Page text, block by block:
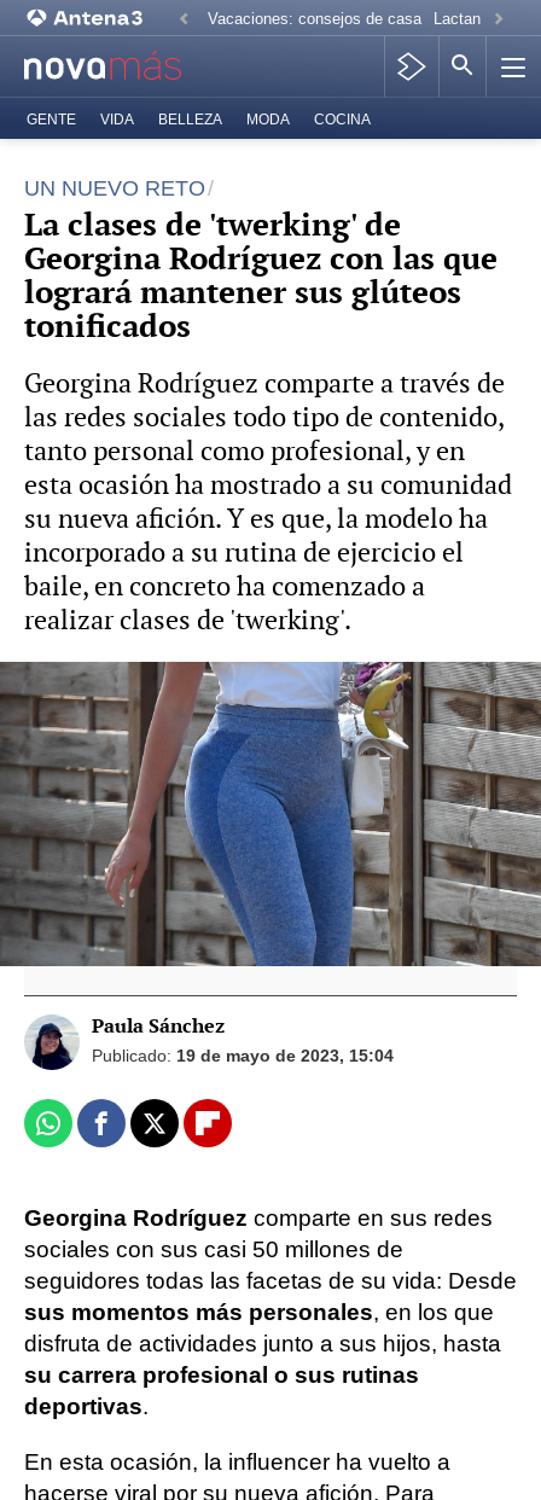
Vacaciones: consejos de casa Lactancia
GENTE VIDA BELLEZA MODA COCINA
UN NUEVO RETO
La clases de 'twerking' de
Georgina Rodríguez con las que
logrará mantener sus glúteos
tonificados
Georgina Rodríguez comparte a través de
las redes sociales todo tipo de contenido,
tanto personal como profesional, y en
esta ocasión ha mostrado a su comunidad
su nueva afición. Y es que, la modelo ha
incorporado a su rutina de ejercicio el
baile, en concreto ha comenzado a
realizar clases de 'twerking'.
"Brindando por el amor": Georgina Rodríguez
y Cristiano Ronaldo zanjan los rumores de
crisis a través de una foto
La foto de Georgina Rodríguez y su cuñada
Katia Aveiro que demuestra que se llevan
mejor de lo que se dice
Paula Sánchez
Publicado: 19 de mayo de 2023, 15:04
WhatsappFacebook
X Flipboard
Georgina Rodríguez comparte en sus redes
sociales con sus casi 50 millones de
seguidores todas las facetas de su vida: Desde
sus momentos más personales, en los que
disfruta de actividades junto a sus hijos, hasta
su carrera profesional o sus rutinas
deportivas.
En esta ocasión, la influencer ha vuelto a
hacerse viral por su nueva afición. Para